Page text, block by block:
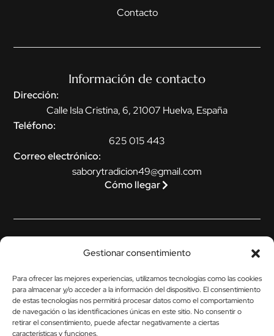
Gestionar consentimiento
Para ofrecer las mejores experiencias, utilizamos tecnologías como las cookies
para almacenar y/o acceder a la información del dispositivo. El consentimiento
de estas tecnologías nos permitirá procesar datos como el comportamiento
de navegación o las identificaciones únicas en este sitio. No consentir o
retirar el consentimiento, puede afectar negativamente a ciertas
características y funciones.
Contacto
Información de contacto
Dirección:
Calle Isla Cristina, 6, 21007 Huelva, España
Teléfono:
625 015 443
Correo electrónico:
saborytradicion49@gmail.com
Cómo llegar
Política de privacidad
Política de cookies (UE)
Política de envíos y devoluciones